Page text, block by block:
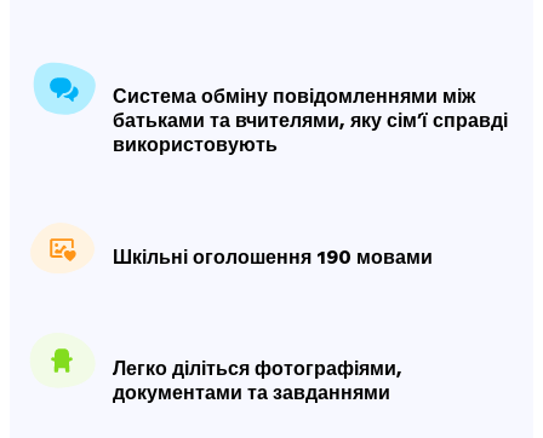
Система обміну повідомленнями між
батьками та вчителями, яку сімʼї справді
використовують
Шкільні оголошення 190 мовами
Легко діліться фотографіями,
документами та завданнями